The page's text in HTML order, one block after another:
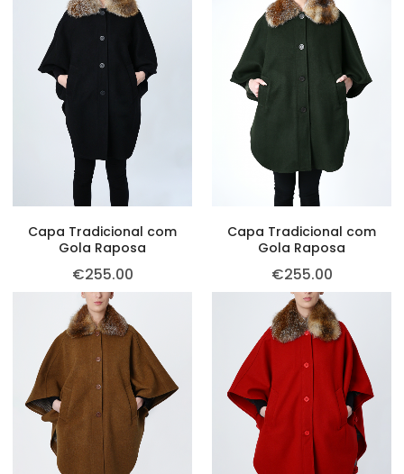
Capa Tradicional com
Gola Raposa
€255.00
Capa Tradicional com
Gola Raposa
€255.00